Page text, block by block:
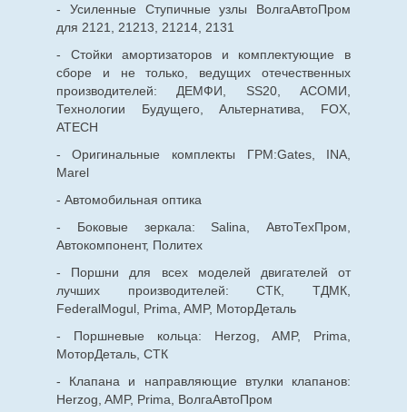
- Усиленные Ступичные узлы ВолгаАвтоПром
для 2121, 21213, 21214, 2131
- Стойки амортизаторов и комплектующие в
сборе и не только, ведущих отечественных
производителей: ДЕМФИ, SS20, АСОМИ,
Технологии Будущего, Альтернатива, FOX,
ATECH
- Оригинальные комплекты ГРМ:Gates, INA,
Marel
- Автомобильная оптика
- Боковые зеркала: Salina, АвтоТехПром,
Автокомпонент, Политех
- Поршни для всех моделей двигателей от
лучших производителей: СТК, ТДМК,
FederalMogul, Prima, AMP, МоторДеталь
- Поршневые кольца: Herzog, AMP, Prima,
МоторДеталь, СТК
- Клапана и направляющие втулки клапанов:
Herzog, AMP, Prima, ВолгаАвтоПром